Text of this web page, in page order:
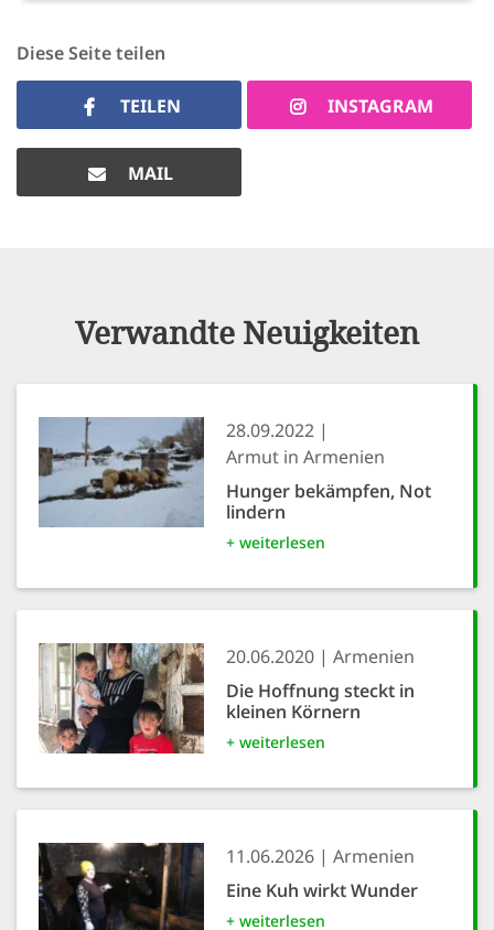
Diese Seite teilen
TEILEN INSTAGRAM
MAIL
Verwandte Neuigkeiten
28.09.2022
Armut in Armenien
Hunger bekämpfen, Not
lindern
+ weiterlesen
20.06.2020
Armenien
Die Hoffnung steckt in
kleinen Körnern
+ weiterlesen
11.06.2026
Armenien
Eine Kuh wirkt Wunder
+ weiterlesen